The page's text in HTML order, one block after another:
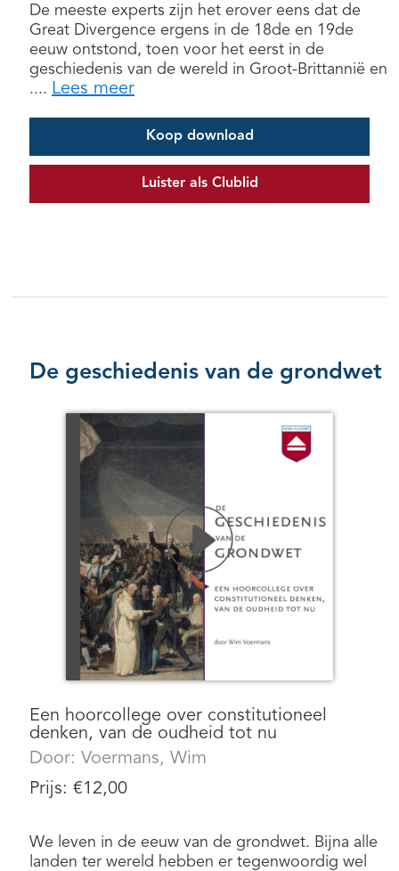
De meeste experts zijn het erover eens dat de
Great Divergence ergens in de 18de en 19de
eeuw ontstond, toen voor het eerst in de
geschiedenis van de wereld in Groot-Brittannië en
.... Lees meer
Koop download
Luister als Clublid
De geschiedenis van de grondwet
Een hoorcollege over constitutioneel
denken, van de oudheid tot nu
Door: Voermans, Wim
Prijs: €12,00
We leven in de eeuw van de grondwet. Bijna alle
landen ter wereld hebben er tegenwoordig wel